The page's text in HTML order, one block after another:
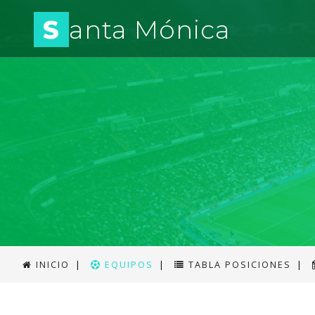
S anta Mónica
INICIO | EQUIPOS | TABLA POSICIONES |